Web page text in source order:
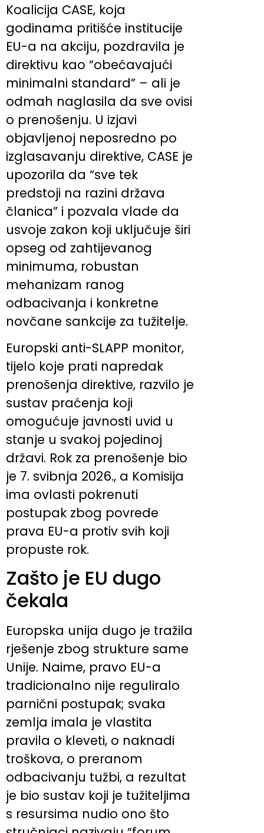
Koalicija CASE, koja
godinama pritišće institucije
EU-a na akciju, pozdravila je
direktivu kao “obećavajući
minimalni standard” – ali je
odmah naglasila da sve ovisi
o prenošenju. U izjavi
objavljenoj neposredno po
izglasavanju direktive, CASE je
upozorila da “sve tek
predstoji na razini država
članica” i pozvala vlade da
usvoje zakon koji uključuje širi
opseg od zahtijevanog
minimuma, robustan
mehanizam ranog
odbacivanja i konkretne
novčane sankcije za tužitelje.
Europski anti-SLAPP monitor,
tijelo koje prati napredak
prenošenja direktive, razvilo je
sustav praćenja koji
omogućuje javnosti uvid u
stanje u svakoj pojedinoj
državi. Rok za prenošenje bio
je 7. svibnja 2026., a Komisija
ima ovlasti pokrenuti
postupak zbog povrede
prava EU-a protiv svih koji
propuste rok.
Zašto je EU dugo
čekala
Europska unija dugo je tražila
rješenje zbog strukture same
Unije. Naime, pravo EU-a
tradicionalno nije reguliralo
parnični postupak; svaka
zemlja imala je vlastita
pravila o kleveti, o naknadi
troškova, o preranom
odbacivanju tužbi, a rezultat
je bio sustav koji je tužiteljima
s resursima nudio ono što